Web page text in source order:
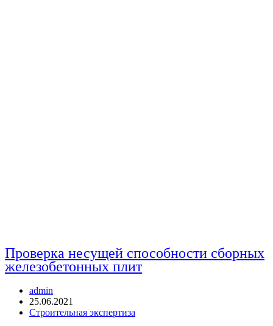
Проверка несущей способности сборных
железобетонных плит
Автор
записи:
admin
Запись
опубликована:
25.06.2021
Рубрика
Строительная экспертиза